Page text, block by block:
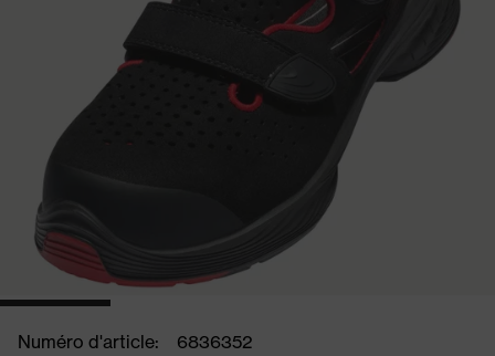
Numéro d'article:
6836352